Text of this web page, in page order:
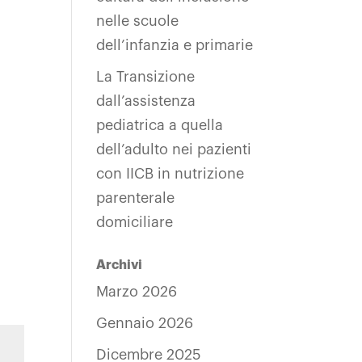
nelle scuole
dell’infanzia e primarie
La Transizione
dall’assistenza
pediatrica a quella
dell’adulto nei pazienti
con IICB in nutrizione
parenterale
domiciliare
Archivi
Marzo 2026
Gennaio 2026
Dicembre 2025